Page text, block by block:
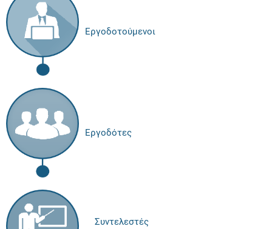
Εργοδοτούμενοι
Εργοδότες
Συντελεστές